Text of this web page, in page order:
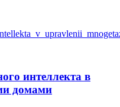
интеллекта в
домами